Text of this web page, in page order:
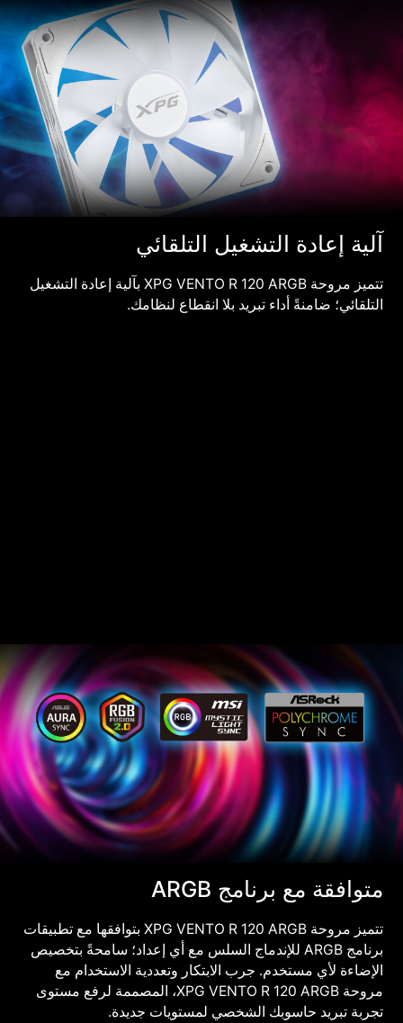
آلية إعادة التشغيل التلقائي
تتميز مروحة XPG VENTO R 120 ARGB بآلية إعادة التشغيل
التلقائي؛ ضامنةً أداء تبريد بلا انقطاع لنظامك.
متوافقة مع برنامج ARGB
تتميز مروحة XPG VENTO R 120 ARGB بتوافقها مع تطبيقات
برنامج ARGB للإندماج السلس مع أي إعداد؛ سامحةً بتخصيص
الإضاءة لأي مستخدم. جرب الابتكار وتعددية الاستخدام مع
مروحة XPG VENTO R 120 ARGB، المصممة لرفع مستوى
تجربة تبريد حاسوبك الشخصي لمستويات جديدة.